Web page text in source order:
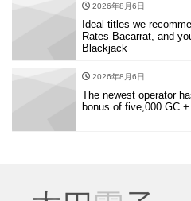
2026年8月6日
Ideal titles we
Rates Bacarrat, and
Blackjack
2026年8月6日
The newest operator
bonus of five,000 GC